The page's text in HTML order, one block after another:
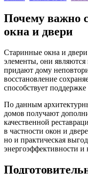
Почему важно
окна и двери
Старинные окна и
элементы, они
придают дому
восстановление
способствует
По данным
домов получают
качественной
в частности окон и
но и практическая
энергоэффективности и